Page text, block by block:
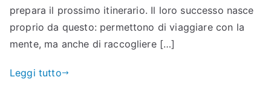
prepara il prossimo itinerario. Il loro successo nasce
proprio da questo: permettono di viaggiare con la
mente, ma anche di raccogliere […]
Leggi tutto